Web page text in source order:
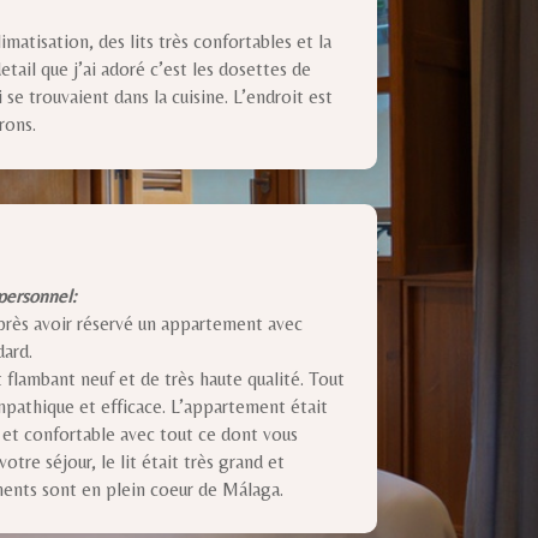
des lits très confortables et la
que j’ai adoré c’est les dosettes de
trouvaient dans la cuisine. L’endroit est
avoir réservé un appartement avec
flambant neuf et de très haute qualité. Tout
et efficace. L’appartement était
confortable avec tout ce dont vous
séjour, le lit était très grand et
sont en plein coeur de Málaga.